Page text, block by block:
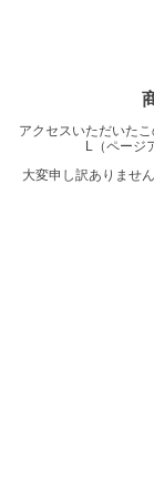
アクセスいただいた
L（ページ
大変申し訳ありませ